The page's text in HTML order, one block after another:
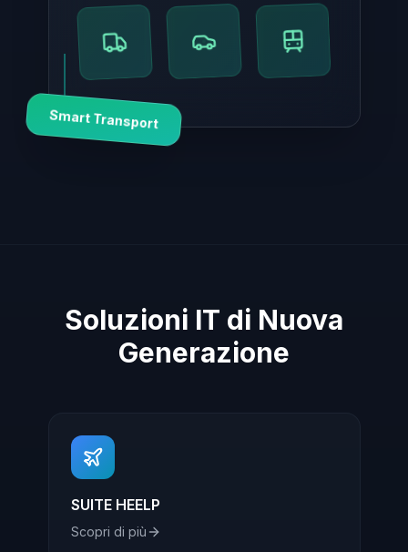
Smart Transport
Soluzioni IT di Nuova
Generazione
SUITE HEELP
Scopri di più